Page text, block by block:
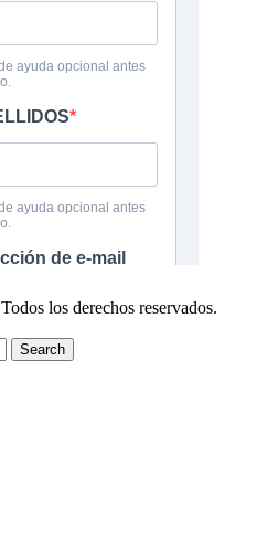
Todos los derechos reservados.
Search